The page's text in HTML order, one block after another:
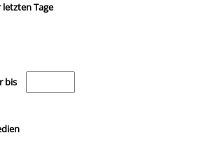
Tage
die nach dem Jahr veröffentlicht wurden
bis